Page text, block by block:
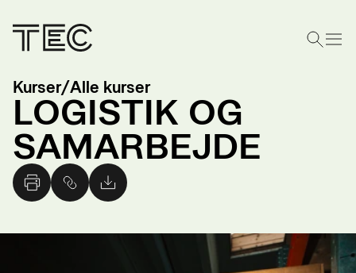
Kurser/Alle kurser
LOGISTIK OG
SAMARBEJDE